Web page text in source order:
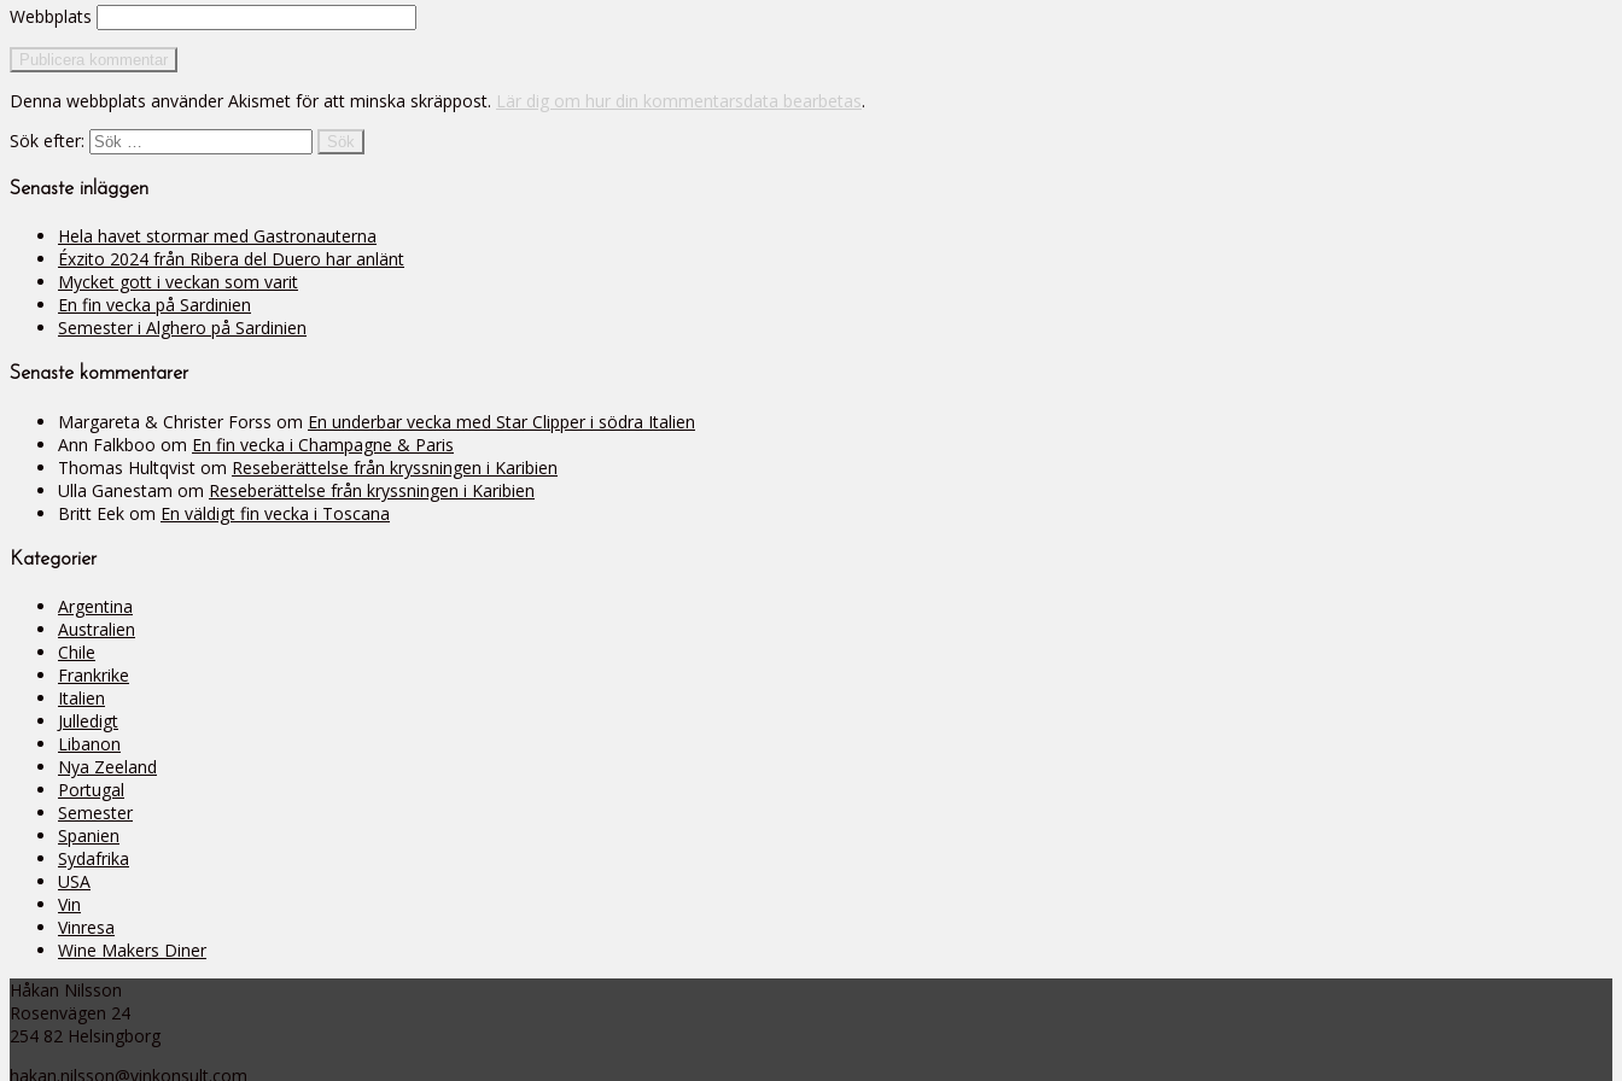
Webbplats
Denna webbplats använder Akismet för att minska skräppost. Lär dig om hur din kommentarsdata bearbetas.
Sök efter:
Senaste inläggen
Hela havet stormar med Gastronauterna
Éxzito 2024 från Ribera del Duero har anlänt
Mycket gott i veckan som varit
En fin vecka på Sardinien
Semester i Alghero på Sardinien
Senaste kommentarer
Margareta & Christer Forss om En underbar vecka med Star Clipper i södra Italien
Ann Falkboo om En fin vecka i Champagne & Paris
Thomas Hultqvist om Reseberättelse från kryssningen i Karibien
Ulla Ganestam om Reseberättelse från kryssningen i Karibien
Britt Eek om En väldigt fin vecka i Toscana
Kategorier
Argentina
Australien
Chile
Frankrike
Italien
Julledigt
Libanon
Nya Zeeland
Portugal
Semester
Spanien
Sydafrika
USA
Vin
Vinresa
Wine Makers Diner
Håkan Nilsson
Rosenvägen 24
254 82 Helsingborg
hakan.nilsson@vinkonsult.com